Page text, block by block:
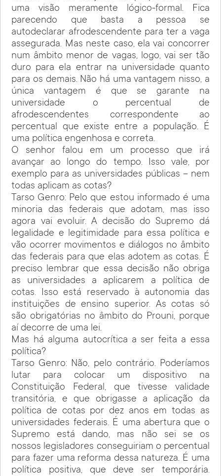
uma visão meramente lógico-formal. Fica
parecendo que basta a pessoa se
autodeclarar afrodescendente para ter a vaga
assegurada. Mas neste caso, ela vai concorrer
num âmbito menor de vagas, logo, vai ser tão
duro para ela entrar na universidade quanto
para os demais. Não há uma vantagem nisso, a
única vantagem é que se garante na
universidade o percentual de
afrodescendentes correspondente ao
percentual que existe entre a população. É
uma política engenhosa e correta.
O senhor falou em um processo que irá
avançar ao longo do tempo. Isso vale, por
exemplo para as universidades públicas – nem
todas aplicam as cotas?
Tarso Genro: Pelo que estou informado é uma
minoria das federais que adotam, mas isso
agora vai evoluir. A decisão do Supremo dá
legalidade e legitimidade para essa política e
vão ocorrer movimentos e diálogos no âmbito
das federais para que elas adotem as cotas. É
preciso lembrar que essa decisão não obriga
as universidades a aplicarem a política de
cotas. Isso está reservado à autonomia das
instituições de ensino superior. As cotas só
são obrigatórias no âmbito do Prouni, porque
aí decorre de uma lei.
Mas há alguma autocrítica a ser feita a essa
política?
Tarso Genro: Não, pelo contrário. Poderíamos
lutar para colocar um dispositivo na
Constituição Federal, que tivesse validade
transitória, e que obrigasse a aplicação da
política de cotas por dez anos em todas as
universidades federais. É uma abertura que o
Supremo está dando, mas não sei se os
nossos legisladores conseguiriam o percentual
para fazer uma reforma dessa natureza. É uma
política positiva, que deve ser temporária.